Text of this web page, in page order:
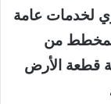
ومواقع أخري لخدمات عامة
من
قطعة الأرض